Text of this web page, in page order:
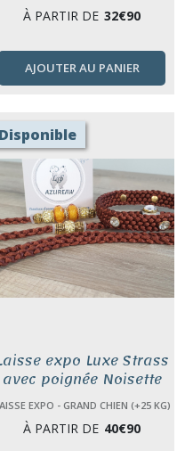
À PARTIR DE 32€90
AJOUTER AU PANIER
Disponible
expo Luxe Strass
avec poignée Noisette
dorée (Ø 4 mm)
EXPO - GRAND CHIEN (+25 KG)
À PARTIR DE 40€90